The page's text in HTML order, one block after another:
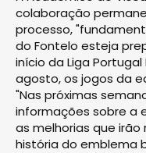
colaboração
processo,
do Fontelo esteja
início da Liga
agosto, os jogos da
"Nas próximas
informações sobre a
as melhorias que
história do emblema